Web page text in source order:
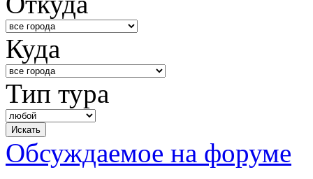
Куда
Тип тура
Обсуждаемое на форуме